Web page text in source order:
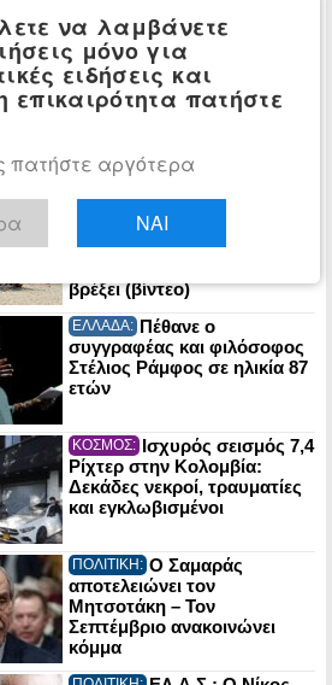
Αυγερινός ήρθε σε εμάς, δεν
τον αναζητήσαμε εμείς»
ΤΑΞΙΔΙ:
ΕΟΤ: Πρωτιές της
Ελλάδας σε κορυφαία
Αρναούτογλου: Η πρόγνωvη
για τον καιρό τον
βρέξει (βίντεο)
ΕΛΛΑΔΑ: Πέθανε ο
συγγραφέας και φιλόσοφος
Στέλιος Ράμφος σε ηλικία 87
ετών
ΚΟΣΜΟΣ: Ισχυρός σεισμός 7,4
Ρίχτερ στην Κολομβία:
Δεκάδες νεκροί, τραυματίες
και εγκλωβισμένοι
ΠΟΛΙΤΙΚΗ: Ο Σαμαράς
αποτελειώνει τον
Μητσοτάκη – Τον
Σεπτέμβριο ανακοινώνει
κόμμα
να λαμβάνετε
μόνο για
ειδήσεις και
επικαιρότητα πατήστε
πατήστε αργότερα
ΝΑΙ